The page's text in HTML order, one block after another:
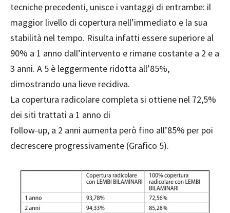
tecniche precedenti, unisce i vantaggi di entrambe: il
maggior livello di copertura nell’immediato e la sua
stabilità nel tempo. Risulta infatti essere superiore al
90% a 1 anno dall’intervento e rimane costante a 2 e a
3 anni. A 5 è leggermente ridotta all’85%,
dimostrando una lieve recidiva.
La copertura radicolare completa si ottiene nel 72,5%
dei siti trattati a 1 anno di
follow-up, a 2 anni aumenta però fino all’85% per poi
decrescere progressivamente (Grafico 5).